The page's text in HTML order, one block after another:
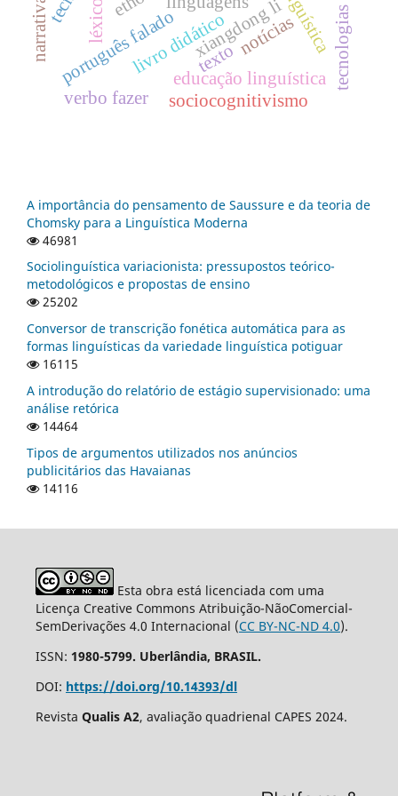
português falado texto
educação linguística
xiangdong li
narrativas
sociocognitivismo
verbo fazer
livro didático
léxico notícias
A importância do pensamento de Saussure e da teoria de
Chomsky para a Linguística Moderna
46981
Sociolinguística variacionista: pressupostos teórico-
metodológicos e propostas de ensino
25202
Conversor de transcrição fonética automática para as
formas linguísticas da variedade linguística potiguar
16115
A introdução do relatório de estágio supervisionado: uma
análise retórica
14464
Tipos de argumentos utilizados nos anúncios
publicitários das Havaianas
14116
Esta obra está licenciada com uma
Licença Creative Commons Atribuição-NãoComercial-
SemDerivações 4.0 Internacional (CC BY-NC-ND 4.0).
ISSN: 1980-5799. Uberlândia, BRASIL.
DOI: https://doi.org/10.14393/dl
Revista Qualis A2, avaliação quadrienal CAPES 2024.